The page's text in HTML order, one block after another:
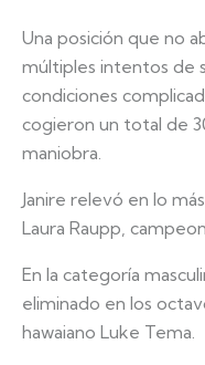
Una posición que no
múltiples intentos de
condiciones
cogieron un total de
maniobra.
Janire relevó en lo
Laura Raupp,
En la categoría
eliminado en los
hawaiano Luke Tema.